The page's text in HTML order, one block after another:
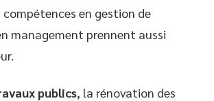
en gestion de
management prennent aussi
publics, la rénovation des